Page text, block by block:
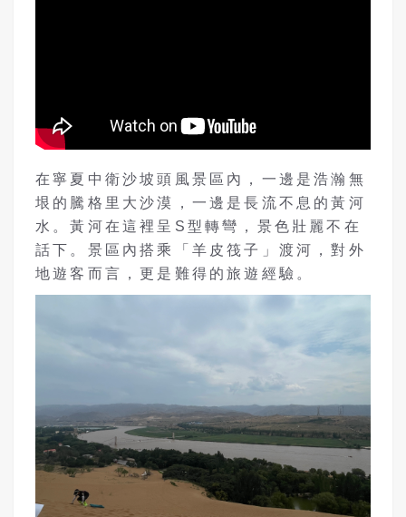
在寧夏中衛沙坡頭風景區內，一邊是浩瀚無
垠的騰格里大沙漠，一邊是長流不息的黃河
水。黃河在這裡呈S型轉彎，景色壯麗不在
話下。景區內搭乘「羊皮筏子」渡河，對外
地遊客而言，更是難得的旅遊經驗。